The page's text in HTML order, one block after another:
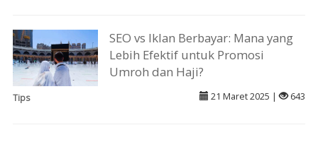
SEO vs Iklan Berbayar: Mana yang
Lebih Efektif untuk Promosi
Umroh dan Haji?
Tips 21 Maret 2025 | 643